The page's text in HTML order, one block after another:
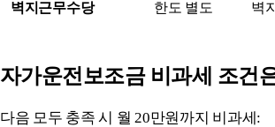
벽지근무수당 한도 별도 벽
자가운전보조금 비과세 조건
다음 모두 충족 시 월 20만원까지 비과세: